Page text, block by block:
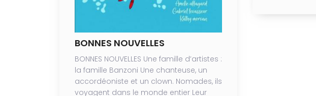
BONNES NOUVELLES
BONNES NOUVELLES Une famille d’artistes :
la famille Banzoni Une chanteuse, un
accordéoniste et un clown. Nomades, ils
voyagent dans le monde entier Leur